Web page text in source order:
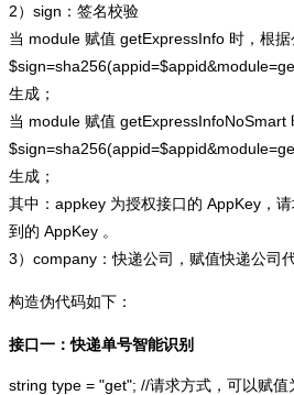
2）sign：签名校验
当 module 赋值 getExpressInfo 时，根据
生成；
当 module 赋值 getExpressInfoNoSmart
生成；
其中：appkey 为授权接口的 AppKey，
到的 AppKey 。
3）company：快递公司，赋值快递公司
构造伪代码如下：
接口一：快递单号智能识别
string type = "get"; //请求方式，可以赋值